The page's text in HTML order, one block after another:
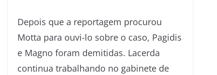
Depois que a reportagem procurou
Motta para ouvi-lo sobre o caso, Pagidis
e Magno foram demitidas. Lacerda
continua trabalhando no gabinete de